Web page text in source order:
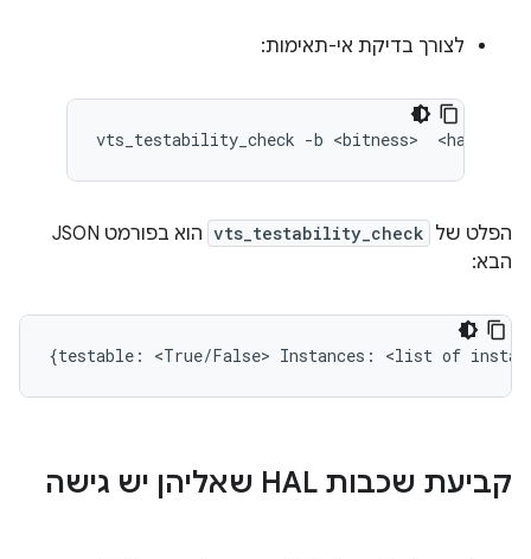
לצורך בדיקת אי-תאימות:
vts_testability_check -b <bitness> <hal
הפלט של vts_testability_check
הוא בפורמט JSON
הבא:
{testable: <True/False> Instances: <list of
קביעת שכבות HAL שאליהן יש גישה